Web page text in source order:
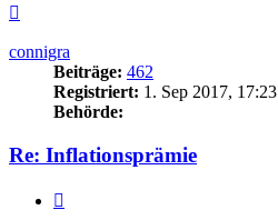
connigra
Beiträge: 462
Registriert: 1. Sep 2017, 17:23
Behörde:
Re: Inflationsprämie